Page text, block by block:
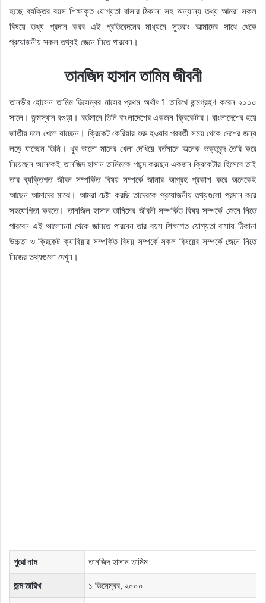
হচ্ছে ব্যক্তির বয়স শিক্ষাকৃত যোগ্যতা বাসার ঠিকানা সহ অন্যান্য তথ্য আমরা সকল
বিষয়ে তথ্য প্রদান করব এই প্রতিবেদনের মাধ্যমে সুতরাং আমাদের সাথে থেকে
প্রয়োজনীয় সকল তথ্যই জেনে নিতে পারবেন।
তানজিদ হাসান তামিম জীবনী
তানভীর হোসেন তামিম ডিসেম্বর মাসের প্রথম অর্থাৎ 1 তারিখে জন্মগ্রহণ করেন ২০০০
সালে। জন্মস্থান বগুড়া। বর্তমানে তিনি বাংলাদেশের একজন ক্রিকেটার। বাংলাদেশের হয়ে
জাতীয় দলে খেলে যাচ্ছেন। ক্রিকেট কেরিয়ার শুরু হওয়ার পরবর্তী সময় থেকে দেশের জন্য
লড়ে যাচ্ছেন তিনি। খুব ভালো মানের খেলা দেখিয়ে বর্তমানে অনেক ভক্তবৃন্দ তৈরি করে
নিয়েছেন অনেকেই তানজিদ হাসান তামিমকে পছন্দ করছেন একজন ক্রিকেটার হিসেবে তাই
তার ব্যক্তিগত জীবন সম্পর্কিত বিষয় সম্পর্কে জানার আগ্রহ প্রকাশ করে অনেকেই
আছেন আমাদের মাঝে। আমরা চেষ্টা করছি তাদেরকে প্রয়োজনীয় তথ্যগুলো প্রদান করে
সহযোগিতা করতে। তানজিল হাসান তামিমের জীবনী সম্পর্কিত বিষয় সম্পর্কে জেনে নিতে
পারবেন এই আলোচনা থেকে জানতে পারবেন তার বয়স শিক্ষাগত যোগ্যতা বাসায় ঠিকানা
উচ্চতা ও ক্রিকেট ক্যারিয়ার সম্পর্কিত বিষয় সম্পর্কে সকল বিষয়ের সম্পর্কে জেনে নিতে
নিজের তথ্যগুলো দেখুন।
পুরো নাম তানজিদ হাসান তামিম
জন্ম তারিখ ১ ডিসেম্বর, ২০০০